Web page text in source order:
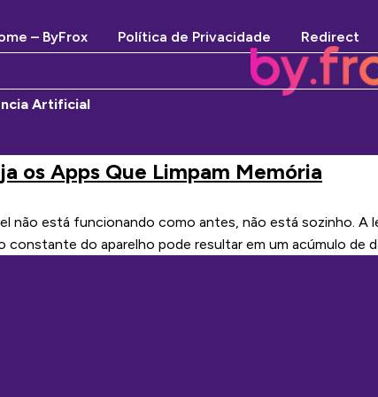
– ByFrox Política de Privacidade Redirect
Artificial
os Apps Que Limpam Memória
não está funcionando como antes, não está sozinho. A
do aparelho pode resultar em um acúmulo